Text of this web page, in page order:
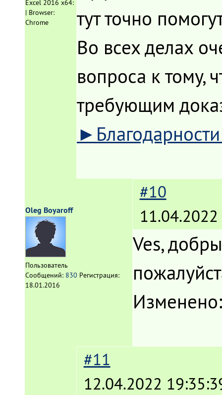
Excel 2016 x64:
| Browser:
Chrome
тут точно
Во всех делах
вопроса к тому,
требующим
Oleg Boyaroff
Пользователь
Сообщений: 830 Регистрация:
18.01.2016
#10
Ves,
#11
12.04.2022